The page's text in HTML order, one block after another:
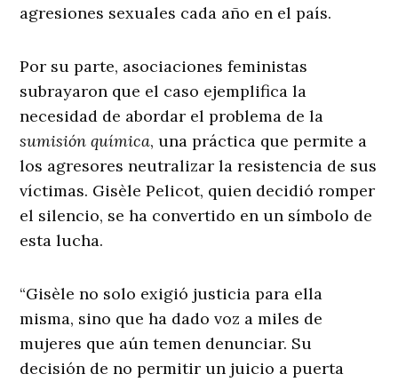
agresiones sexuales cada año en el país.
Por su parte, asociaciones feministas
subrayaron que el caso ejemplifica la
necesidad de abordar el problema de la
sumisión química, una práctica que permite a
los agresores neutralizar la resistencia de sus
víctimas. Gisèle Pelicot, quien decidió romper
el silencio, se ha convertido en un símbolo de
esta lucha.
“Gisèle no solo exigió justicia para ella
misma, sino que ha dado voz a miles de
mujeres que aún temen denunciar. Su
decisión de no permitir un juicio a puerta